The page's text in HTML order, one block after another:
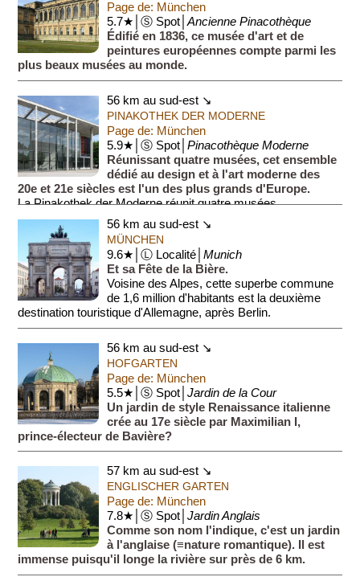
Page de: München
5.7★│Ⓢ Spot│Ancienne Pinacothèque
Édifié en 1836, ce musée d'art et de
peintures européennes compte parmi les
plus beaux musées au monde.
56 km au sud-est ↘
PINAKOTHEK DER MODERNE
Page de: München
5.9★│Ⓢ Spot│Pinacothèque Moderne
Réunissant quatre musées, cet ensemble
dédié au design et à l'art moderne des
20e et 21e siècles est l'un des plus grands d'Europe.
La Pinakothek der Moderne réunit quatre musées
indépendants:...
56 km au sud-est ↘
MÜNCHEN
9.6★│Ⓛ Localité│Munich
Et sa Fête de la Bière.
Voisine des Alpes, cette superbe commune
de 1,6 million d'habitants est la deuxième
destination touristique d'Allemagne, après Berlin.
Munich est une ville qui se de...
56 km au sud-est ↘
HOFGARTEN
Page de: München
5.5★│Ⓢ Spot│Jardin de la Cour
Un jardin de style Renaissance italienne
crée au 17e siècle par Maximilian I,
prince-électeur de Bavière?
57 km au sud-est ↘
ENGLISCHER GARTEN
Page de: München
7.8★│Ⓢ Spot│Jardin Anglais
Comme son nom l'indique, c'est un jardin
à l'anglaise (≡nature romantique). Il est
immense puisqu'il longe la rivière sur près de 6 km.